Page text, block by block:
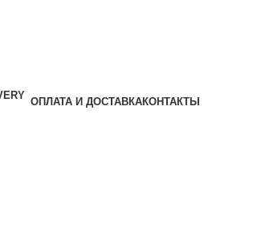
ОПЛАТА И ДОСТАВКАКОНТАКТЫ